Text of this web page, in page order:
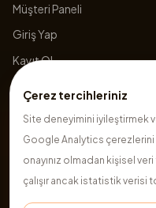
Çerez tercihleriniz
Site deneyimini iyileştirmek
Google Analytics çerezlerini
onayınız olmadan kişisel
çalışır ancak istatistik verisi
Müşteri Paneli
Giriş Yap
Kayıt Ol
2026 Hazırsite. Tüm